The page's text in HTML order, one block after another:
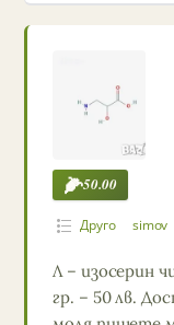
50.00
Друго simov
Л – изосерин
гр. – 50 лв.